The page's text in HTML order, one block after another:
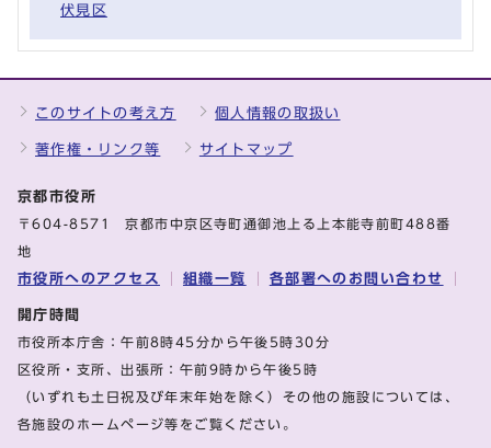
伏見区
このサイトの考え方 個人情報の取扱い
著作権・リンク等 サイトマップ
京都市役所
〒604-8571 京都市中京区寺町通御池上る上本能寺前町488番
地
市役所へのアクセス 組織一覧 各部署へのお問い合わせ
開庁時間
市役所本庁舎：午前8時45分から午後5時30分
区役所・支所、出張所：午前9時から午後5時
（いずれも土日祝及び年末年始を除く）その他の施設については、
各施設のホームページ等をご覧ください。